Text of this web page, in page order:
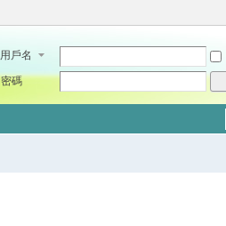
用戶名
密碼